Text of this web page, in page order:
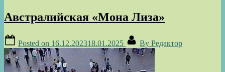
Австралийская «Мона Лиза»
Posted on 16.12.202318.01.2025 By Редактор